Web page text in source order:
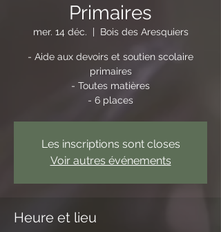
Primaires
mer. 14 déc.
  |
Bois des Aresquiers
- Aide aux devoirs et soutien scolaire
primaires
- Toutes matières
- 6 places
Les inscriptions sont closes
Voir autres événements
Heure et lieu